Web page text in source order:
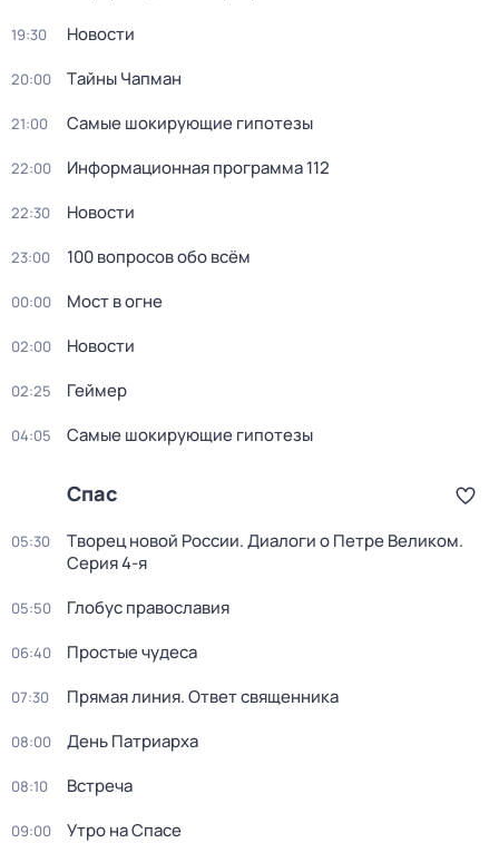
19:30 Новости
20:00 Тaйны Чапман
21:00 Самые шoкиpующие гипотезы
22:00 Информационная программа 112
22:30 Новости
23:00 100 вопросов обо всём
00:00 Мост в огне
02:00 Новости
02:25 Геймер
04:05 Самые шoкиpующие гипотезы
Спас
05:30 Творец новой России. Диалоги о Петре Великом.
Серия 4-я
05:50 Глобус православия
06:40 Простые чудеca
07:30 Прямая линия. Ответ священника
08:00 День Патриарха
08:10 Встреча
09:00 Утро на Спасе